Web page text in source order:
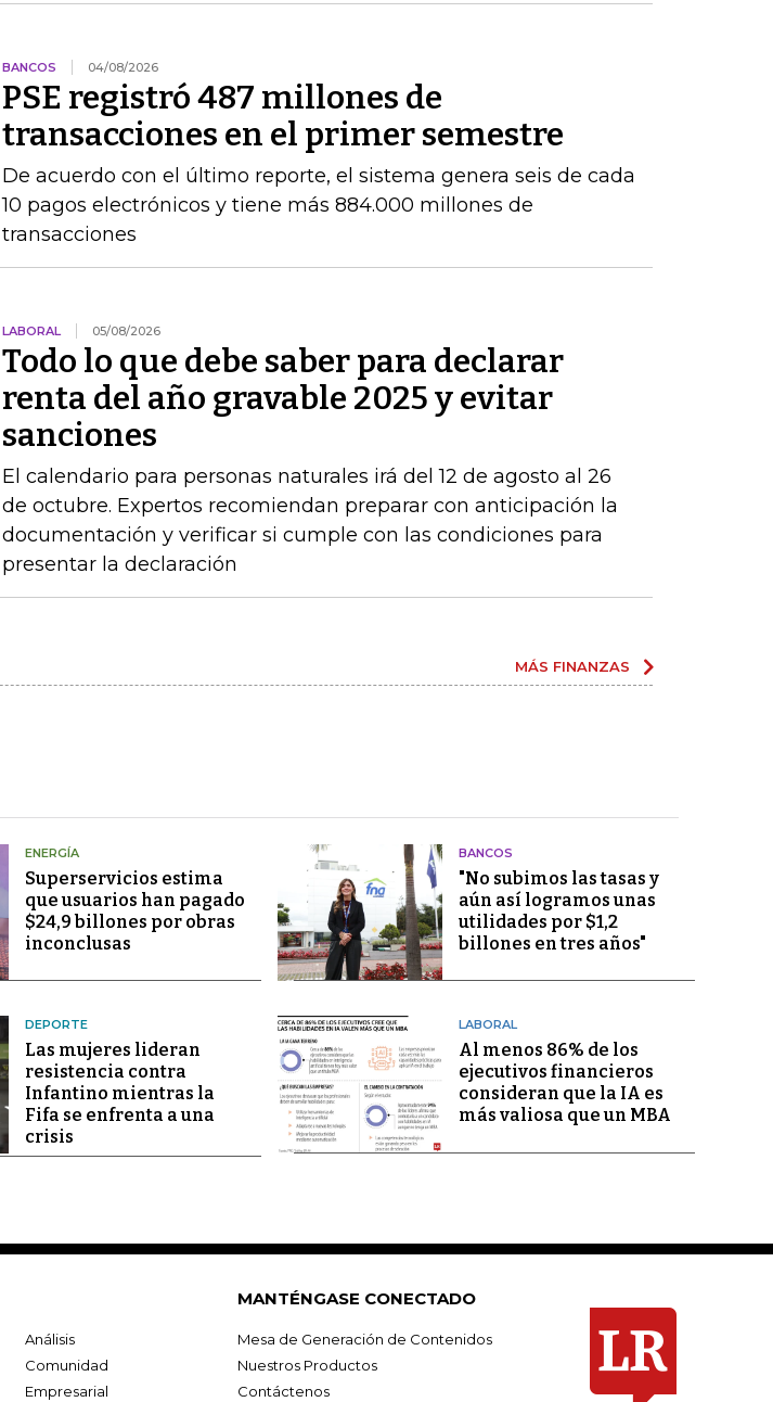
BANCOS 04/08/2026
PSE registró 487 millones de
transacciones en el primer semestre
De acuerdo con el último reporte, el sistema genera seis de cada
10 pagos electrónicos y tiene más 884.000 millones de
transacciones
LABORAL 05/08/2026
Todo lo que debe saber para declarar
renta del año gravable 2025 y evitar
sanciones
El calendario para personas naturales irá del 12 de agosto al 26
de octubre. Expertos recomiendan preparar con anticipación la
documentación y verificar si cumple con las condiciones para
presentar la declaración
MÁS FINANZAS
ENERGÍA
Superservicios estima
que usuarios han pagado
$24,9 billones por obras
inconclusas
BANCOS
"No subimos las tasas y
aún así logramos unas
utilidades por $1,2
billones en tres años"
DEPORTE
Las mujeres lideran
resistencia contra
Infantino mientras la
Fifa se enfrenta a una
crisis
LABORAL
Al menos 86% de los
ejecutivos financieros
consideran que la IA es
más valiosa que un MBA
Análisis
Comunidad
Empresarial
MANTÉNGASE CONECTADO
Mesa de Generación de Contenidos
Nuestros Productos
Contáctenos